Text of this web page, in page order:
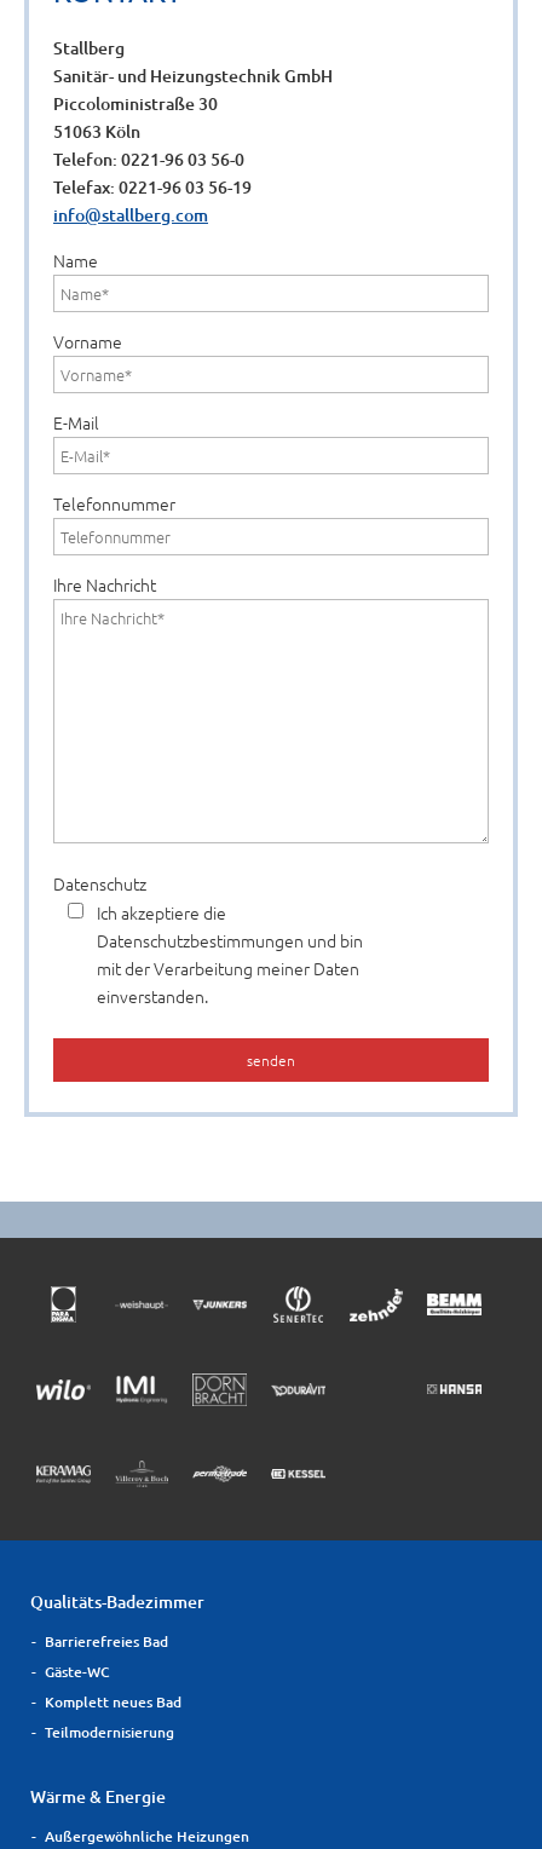
Stallberg
Sanitär- und Heizungstechnik GmbH
Piccoloministraße 30
51063 Köln
Telefon: 0221-96 03 56-0
Telefax: 0221-96 03 56-19
info@stallberg.com
Name
Vorname
E-Mail
Telefonnummer
Ihre Nachricht
lasse
dieses
Datenschutz
Ich akzeptiere die
Datenschutzbestimmungen und bin
mit der Verarbeitung meiner Daten
einverstanden.
Qualitäts-Badezimmer
Barrierefreies Bad
Gäste-WC
Komplett neues Bad
Teilmodernisierung
Wärme & Energie
Außergewöhnliche Heizungen